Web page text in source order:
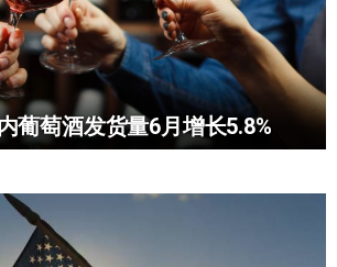
葡萄酒发货量6月增长5.8%